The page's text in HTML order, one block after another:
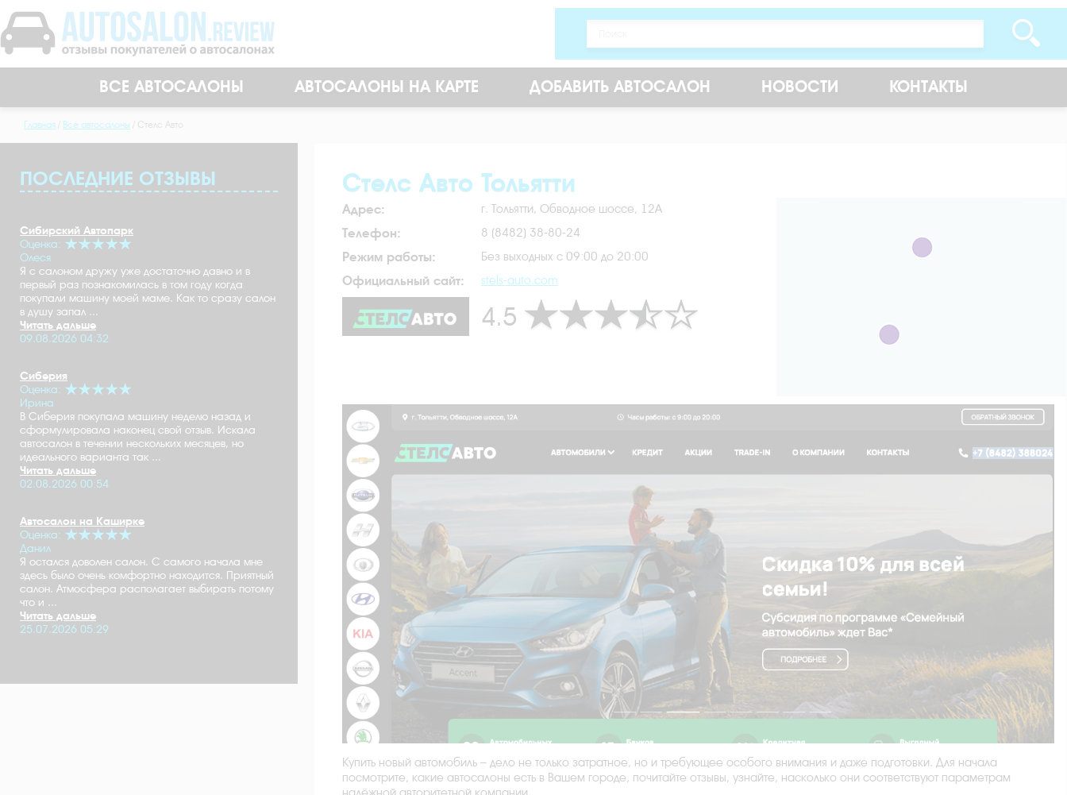
ВСЕ АВТОСАЛОНЫ АВТОСАЛОНЫ НА КАРТЕ ДОБАВИТЬ АВТОСАЛОН НОВОСТИ КОНТАКТЫ
Главная Все автосалоны Стелс Авто
ПОСЛЕДНИЕ ОТЗЫВЫ
Сибирский Автопарк
Оценка:
Олеся
Я с салоном дружу уже достаточно давно и в
первый раз познакомилась в том году когда
покупали машину моей маме. Как то сразу салон
в душу запал ...
Читать дальше
09.08.2026 04:32
Сиберия
Оценка:
Ирина
В Сиберия покупала машину неделю назад и
сформулировала наконец свой отзыв. Искала
автосалон в течении нескольких месяцев, но
идеального варианта так ...
Читать дальше
02.08.2026 00:54
Автосалон на Каширке
Оценка:
Данил
Я остался доволен салон. С самого начала мне
здесь было очень комфортно находится. Приятный
салон. Атмосфера располагает выбирать потому
что и ...
Читать дальше
25.07.2026 05:29
Стелс Авто Тольятти
Адрес: г. Тольятти, Обводное шоссе, 12А
Телефон: 8 (8482) 38-80-24
Режим работы: Без выходных с 09:00 до 20:00
Официальный сайт: stels-auto.com
4.5
Купить новый автомобиль – дело не только затратное, но и требующее особого внимания и даже подготовки. Для начала
посмотрите, какие автосалоны есть в Вашем городе, почитайте отзывы, узнайте, насколько они соответствуют параметрам